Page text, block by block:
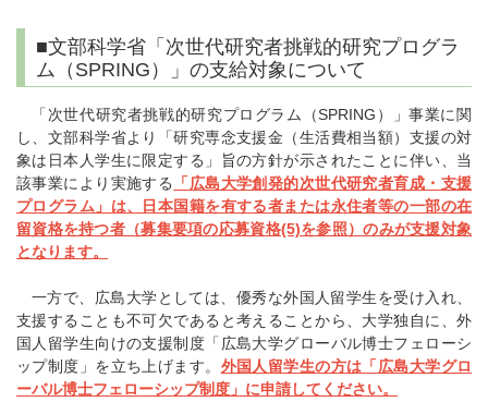
■文部科学省「次世代研究者挑戦的研究プログラ
ム（SPRING）」の支給対象について
「次世代研究者挑戦的研究プログラム（SPRING ）」事業に関
し、文部科学省より「研究専念支援金（生活費相当額）支援の対
象は日本人学生に限定する」旨の方針が示されたことに伴い、当
該事業により実施する
「広島大学創発的次世代研究者育成・支援
プログラム」は、日本国籍を有する者または永住者等の一部の在
留資格を持つ者（募集要項の応募資格(5)を参照）のみが支援対象
となります。
一方で、広島大学としては、優秀な外国人留学生を受け入れ、
支援することも不可欠であると考えることから、大学独自に、外
国人留学生向けの支援制度「広島大学グローバル博士フェローシ
ップ制度」を立ち上げます。 外国人留学生の方は「広島大学グロ
ーバル博士フェローシップ制度」に申請してください。